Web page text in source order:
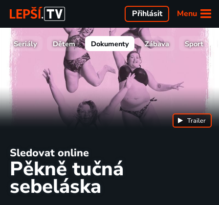
Menu
Přihlásit
Seriály Dětem Dokumenty Zábava Sport
Sledovat online
Pěkně tučná
sebeláska
Trailer